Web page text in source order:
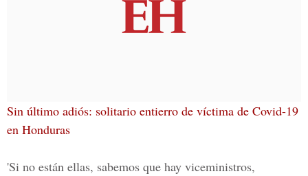
Sin último adiós: solitario entierro de víctima de Covid-19
en Honduras
'Si no están ellas, sabemos que hay viceministros,